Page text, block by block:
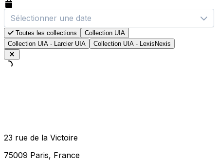
Sélectionner une date
Toutes les collections
Collection UIA
Collection UIA - Larcier UIA
Collection UIA - LexisNexis
23 rue de la Victoire
75009 Paris, France